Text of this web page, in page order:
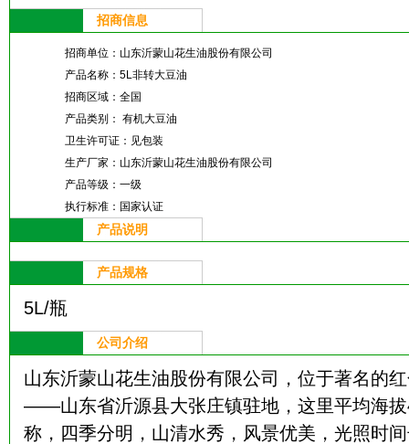
招商信息
招商单位： 山东沂蒙山花生油股份有限公司
产品名称： 5L非转大豆油
招商区域： 全国
产品类别： 有机大豆油
卫生许可证： 见包装
生产厂家： 山东沂蒙山花生油股份有限公司
产品等级： 一级
执行标准： 国家认证
产品说明
产品规格
5L/瓶
公司介绍
山东沂蒙山花生油股份有限公司，位于著名的
——山东省沂源县大张庄镇驻地，这里平均海
称，四季分明，山清水秀，风景优美，光照时